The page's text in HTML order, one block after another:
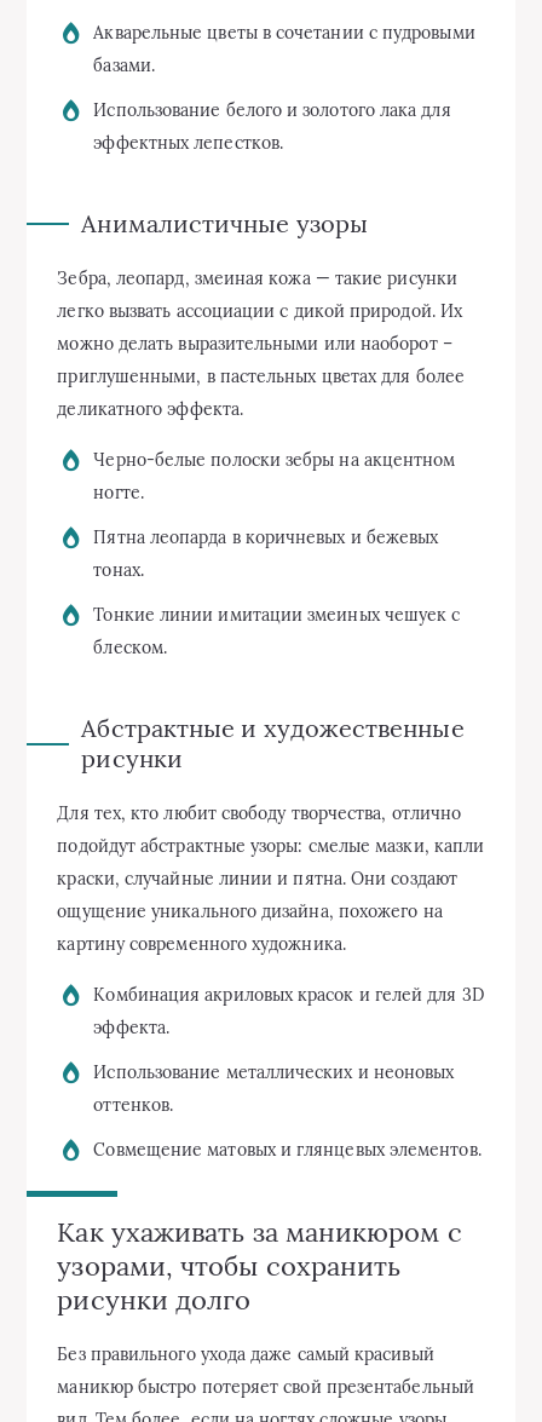
Акварельные цветы в сочетании с пудровыми
базами.
Использование белого и золотого лака для
эффектных лепестков.
Анималистичные узоры
Зебра, леопард, змеиная кожа — такие рисунки
легко вызвать ассоциации с дикой природой. Их
можно делать выразительными или наоборот –
приглушенными, в пастельных цветах для более
деликатного эффекта.
Черно-белые полоски зебры на акцентном
ногте.
Пятна леопарда в коричневых и бежевых
тонах.
Тонкие линии имитации змеиных чешуек с
блеском.
Абстрактные и художественные
рисунки
Для тех, кто любит свободу творчества, отлично
подойдут абстрактные узоры: смелые мазки, капли
краски, случайные линии и пятна. Они создают
ощущение уникального дизайна, похожего на
картину современного художника.
Комбинация акриловых красок и гелей для 3D
эффекта.
Использование металлических и неоновых
оттенков.
Совмещение матовых и глянцевых элементов.
Как ухаживать за маникюром с
узорами, чтобы сохранить
рисунки долго
Без правильного ухода даже самый красивый
маникюр быстро потеряет свой презентабельный